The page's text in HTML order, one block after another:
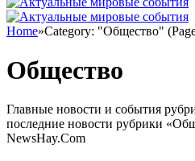
Home»Category: "Общество"
Общество
Главные новости и события
последние новости рубрики
NewsHay.Com